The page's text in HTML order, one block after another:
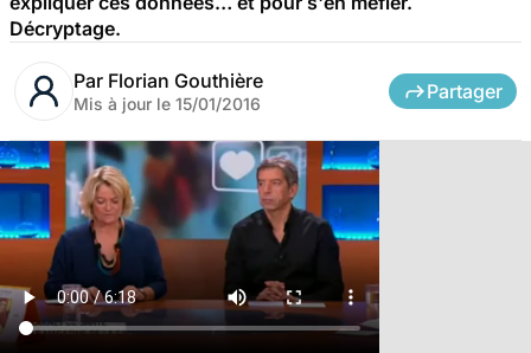
Décryptage.
Par Florian Gouthière
Mis à jour le 15/01/2016
Partager